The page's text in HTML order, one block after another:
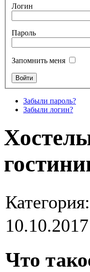
Логин
Пароль
Запомнить меня
Забыли пароль?
Забыли логин?
Категория:
Что